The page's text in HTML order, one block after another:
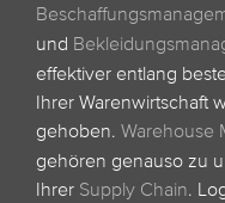
und
effektiver entlang
Ihrer Warenwirtschaft
gehoben. Warehouse
gehören genauso zu
Ihrer Supply Chain.